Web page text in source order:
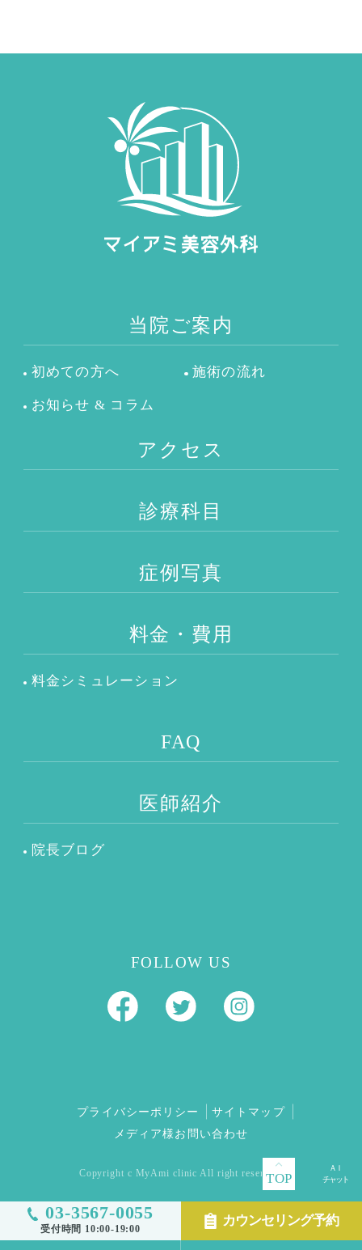
TOP
03-3567-0055
受付時間 10:00-19:00
カウンセリング予約
当院ご案内
初めての方へ 施術の流れ
お知らせ & コラム
アクセス
診療科目
症例写真
料金・費用
料金シミュレーション
FAQ
医師紹介
院長ブログ
FOLLOW US
プライバシーポリシー
サイトマップ
メディア様お問い合わせ
Copyright c MyAmi clinic All right reserved.